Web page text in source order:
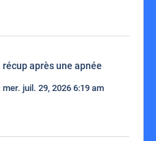
après une apnée
mer. juil. 29, 2026 6:19 am